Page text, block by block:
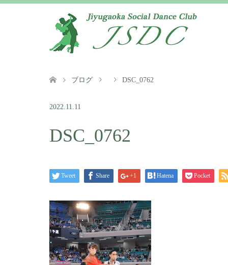
ブログ DSC_0762
2022.11.11
DSC_0762
Tweet Share +1 Hatena Pocket